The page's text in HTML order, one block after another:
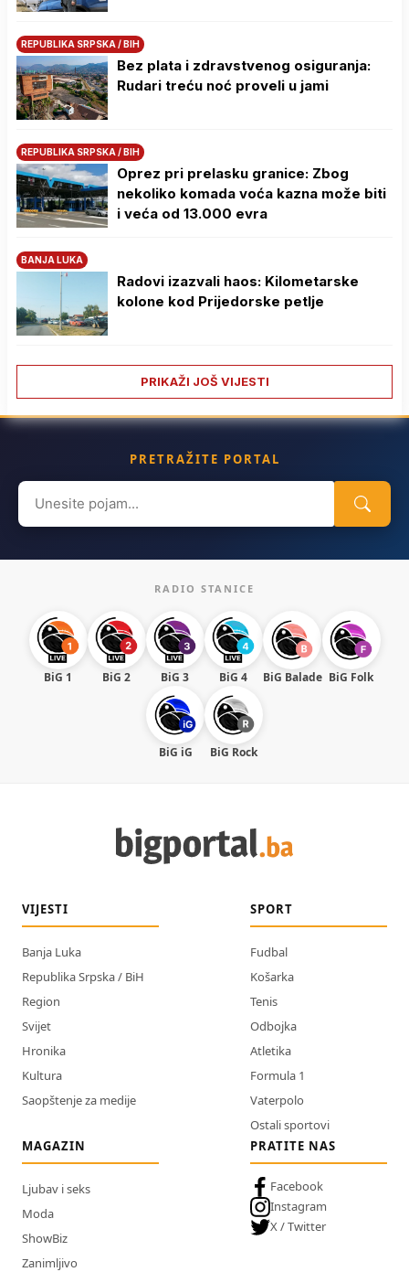
REPUBLIKA SRPSKA / BIH
Bez plata i zdravstvenog osiguranja:
Rudari treću noć proveli u jami
REPUBLIKA SRPSKA / BIH
Oprez pri prelasku granice: Zbog
nekoliko komada voća kazna može biti
i veća od 13.000 evra
BANJA LUKA
Radovi izazvali haos: Kilometarske
kolone kod Prijedorske petlje
PRIKAŽI JOŠ VIJESTI
PRETRAŽITE PORTAL
Search
for:
RADIO STANICE
BiG 1 BiG 2 BiG 3 BiG 4 BiG Balade BiG Folk
BiG iG BiG Rock
VIJESTI
Banja Luka
Republika Srpska / BiH
Region
Svijet
Hronika
Kultura
Saopštenje za medije
SPORT
Fudbal
Košarka
Tenis
Odbojka
Atletika
Formula 1
Vaterpolo
Ostali sportovi
MAGAZIN
Ljubav i seks
Moda
ShowBiz
Zanimljivo
PRATITE NAS
Facebook
Instagram
X / Twitter